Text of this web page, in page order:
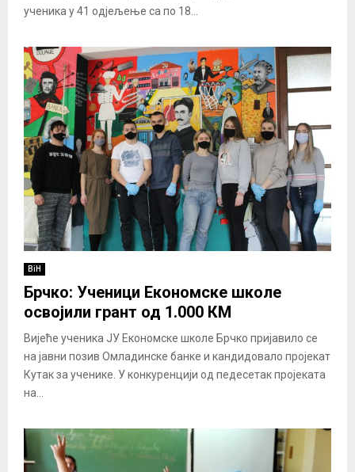
ученика у 41 одјељење са по 18...
BiH
Брчко: Ученици Економске школе
освојили грант од 1.000 КМ
Вијеће ученика ЈУ Eкономске школе Брчко пријавило се
на јавни позив Омладинске банке и кандидовало пројекат
Кутак за ученике. У конкуренцији од педесетак пројеката
на...